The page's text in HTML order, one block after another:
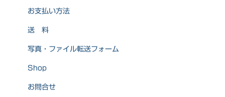
お支払い方法
送 料
写真・ファイル転送フォーム
Shop
お問合せ